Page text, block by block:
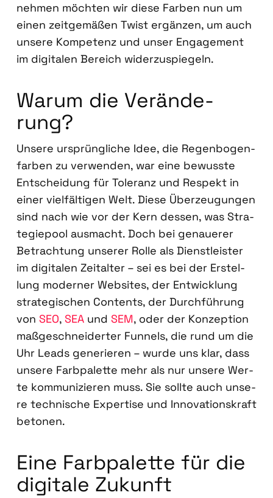
neh­men möch­ten wir die­se Far­ben nun um
einen zeit­ge­mä­ßen Twist ergän­zen, um auch
unse­re Kom­pe­tenz und unser Enga­ge­ment
im digi­ta­len Bereich wider­zu­spie­geln.
War­um die Ver­än­de­
rung?
Unse­re ursprüng­li­che Idee, die Regen­bo­gen­
far­ben zu ver­wen­den, war eine bewuss­te
Ent­schei­dung für Tole­ranz und Respekt in
einer viel­fäl­ti­gen Welt. Die­se Über­zeu­gun­gen
sind nach wie vor der Kern des­sen, was Stra­
te­gie­pool aus­macht. Doch bei genaue­rer
Betrach­tung unse­rer Rol­le als Dienst­leis­ter
im digi­ta­len Zeit­al­ter – sei es bei der Erstel­
lung moder­ner Web­sites, der Ent­wick­lung
stra­te­gi­schen Con­tents, der Durch­füh­rung
von SEO, SEA und SEM, oder der Kon­zep­ti­on
maß­ge­schnei­der­ter Fun­nels, die rund um die
Uhr Leads gene­rie­ren – wur­de uns klar, dass
unse­re Farb­pa­let­te mehr als nur unse­re Wer­
te kom­mu­ni­zie­ren muss. Sie soll­te auch unse­
re tech­ni­sche Exper­ti­se und Inno­va­ti­ons­kraft
beto­nen.
Eine Farb­pa­let­te für die
digi­ta­le Zukunft